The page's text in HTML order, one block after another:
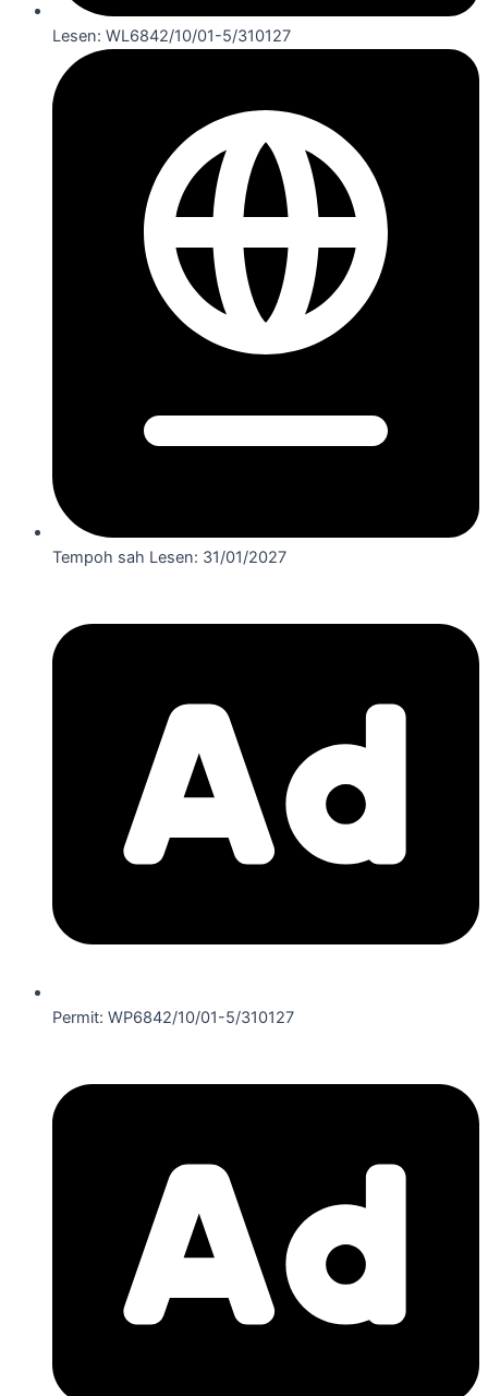
Lesen: WL6842/10/01-5/310127
Tempoh sah Lesen: 31/01/2027
Permit: WP6842/10/01-5/310127